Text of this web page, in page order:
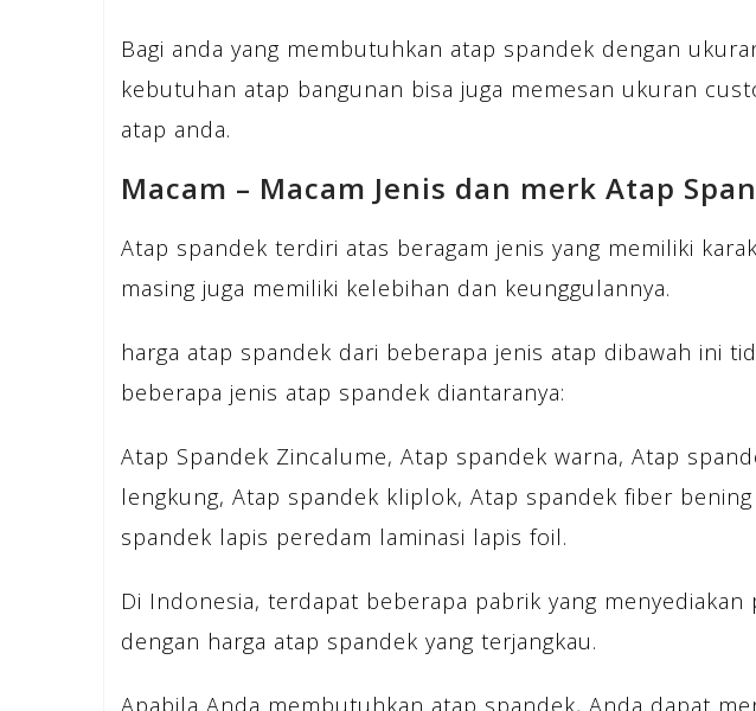
Bagi anda yang membutuhkan atap spandek dengan
kebutuhan atap bangunan bisa juga memesan ukuran
atap anda.
Macam – Macam Jenis dan merk Atap
Atap spandek terdiri atas beragam jenis yang memiliki
masing juga memiliki kelebihan dan keunggulannya.
harga atap spandek dari beberapa jenis atap dibawah ini
beberapa jenis atap spandek diantaranya:
Atap Spandek Zincalume, Atap spandek warna, Atap
lengkung, Atap spandek kliplok, Atap spandek fiber
spandek lapis peredam laminasi lapis foil.
Di Indonesia, terdapat beberapa pabrik yang
dengan harga atap spandek yang terjangkau.
Apabila Anda membutuhkan atap spandek, Anda dapat